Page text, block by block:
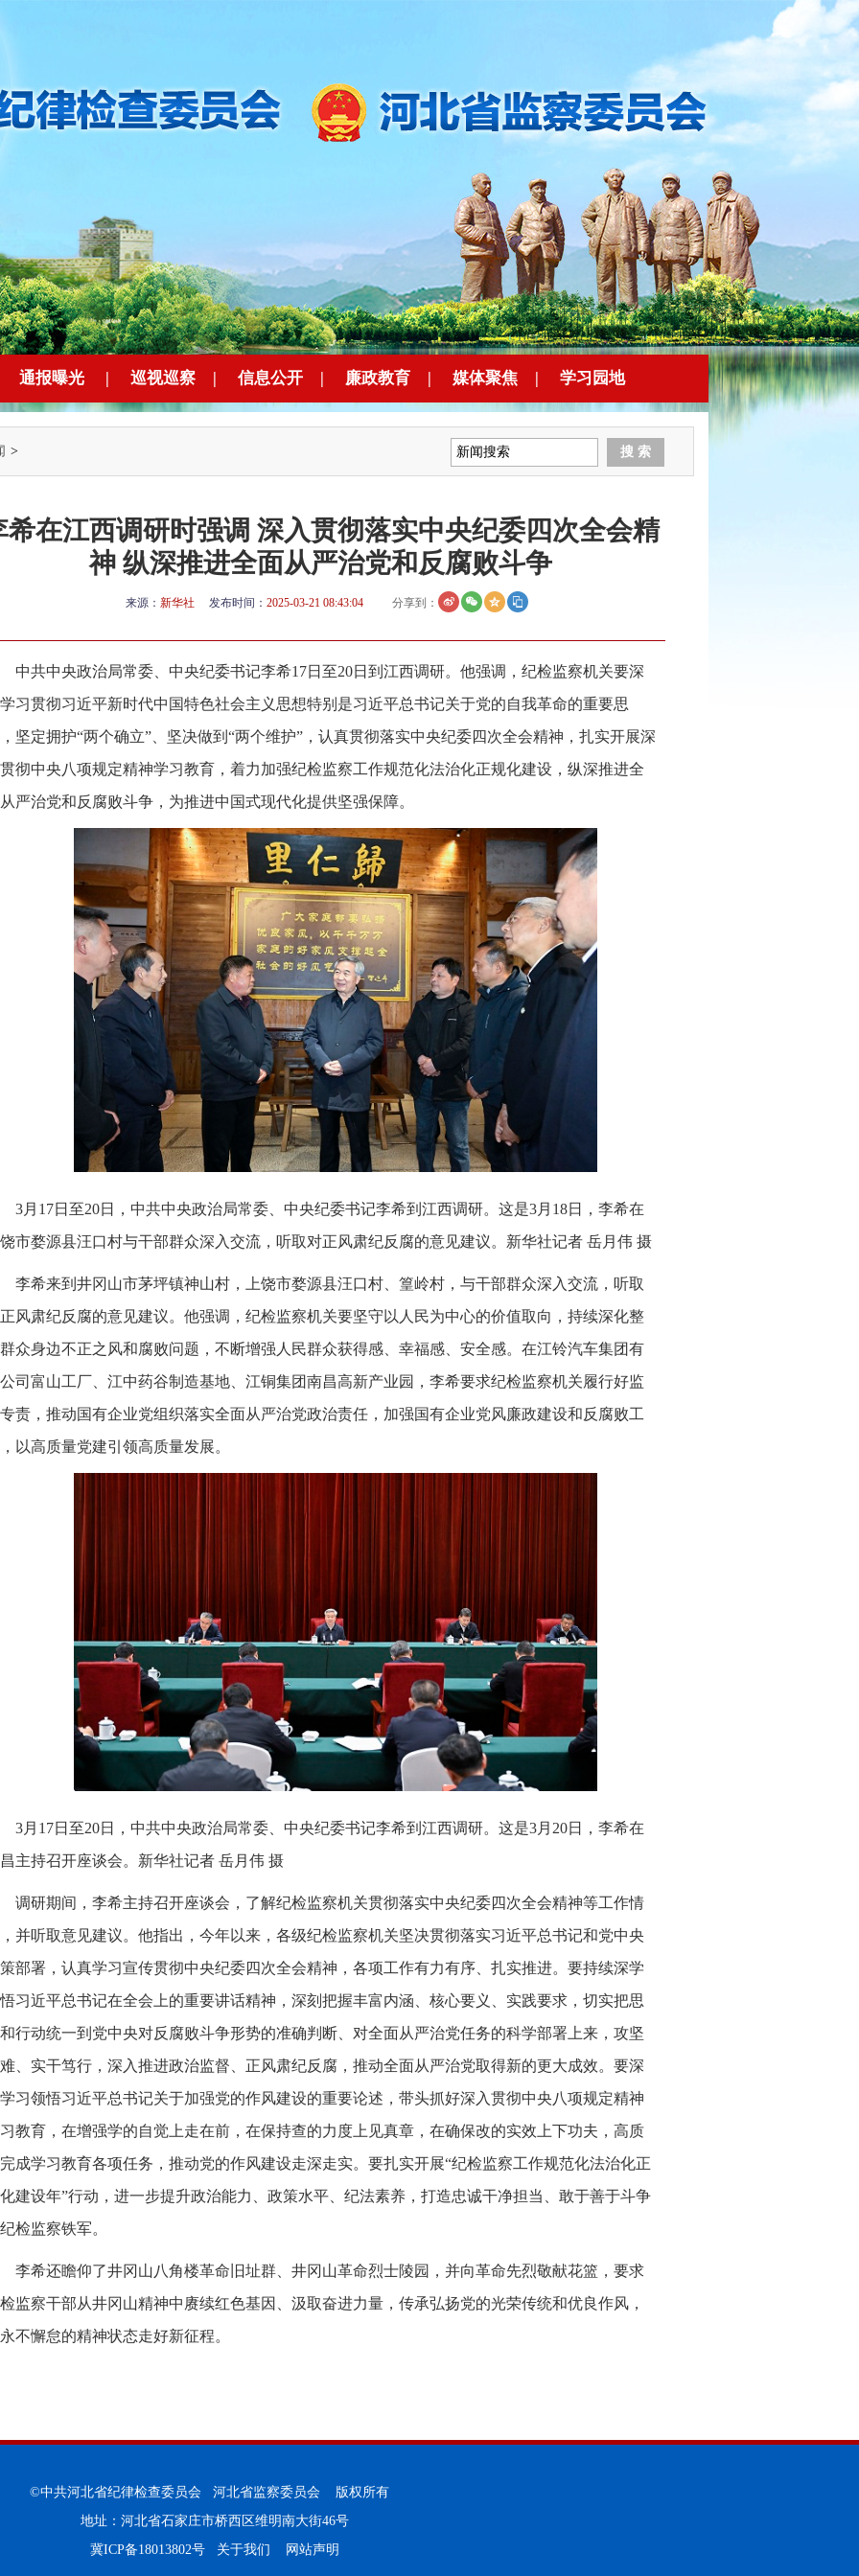
通报曝光 | 巡视巡察 | 信息公开 | 廉政教育 | 媒体聚焦 | 学习园地
>
希在江西调研时强调 深入贯彻落实中央纪委四次全会精
神 纵深推进全面从严治党和反腐败斗争
来源： 新华社 发布时间： 2025-03-21 08:43:04 分享到：
中共中央政治局常委、中央纪委书记李希17日至20日到江西调研。他强调，纪检监察机关要深
习贯彻习近平新时代中国特色社会主义思想特别是习近平总书记关于党的自我革命的重要思
坚定拥护“两个确立”、坚决做到“两个维护”，认真贯彻落实中央纪委四次全会精神，扎实开展深
彻中央八项规定精神学习教育，着力加强纪检监察工作规范化法治化正规化建设，纵深推进全
严治党和反腐败斗争，为推进中国式现代化提供坚强保障。
3月17日至20日，中共中央政治局常委、中央纪委书记李希到江西调研。这是3月18日，李希在
市婺源县汪口村与干部群众深入交流，听取对正风肃纪反腐的意见建议。新华社记者 岳月伟 摄
李希来到井冈山市茅坪镇神山村，上饶市婺源县汪口村、篁岭村，与干部群众深入交流，听取
风肃纪反腐的意见建议。他强调，纪检监察机关要坚守以人民为中心的价值取向，持续深化整
众身边不正之风和腐败问题，不断增强人民群众获得感、幸福感、安全感。在江铃汽车集团有
司富山工厂、江中药谷制造基地、江铜集团南昌高新产业园，李希要求纪检监察机关履行好监
责，推动国有企业党组织落实全面从严治党政治责任，加强国有企业党风廉政建设和反腐败工
以高质量党建引领高质量发展。
3月17日至20日，中共中央政治局常委、中央纪委书记李希到江西调研。这是3月20日，李希在
主持召开座谈会。新华社记者 岳月伟 摄
调研期间，李希主持召开座谈会，了解纪检监察机关贯彻落实中央纪委四次全会精神等工作情
并听取意见建议。他指出，今年以来，各级纪检监察机关坚决贯彻落实习近平总书记和党中央
部署，认真学习宣传贯彻中央纪委四次全会精神，各项工作有力有序、扎实推进。要持续深学
习近平总书记在全会上的重要讲话精神，深刻把握丰富内涵、核心要义、实践要求，切实把思
行动统一到党中央对反腐败斗争形势的准确判断、对全面从严治党任务的科学部署上来，攻坚
、实干笃行，深入推进政治监督、正风肃纪反腐，推动全面从严治党取得新的更大成效。要深
习领悟习近平总书记关于加强党的作风建设的重要论述，带头抓好深入贯彻中央八项规定精神
教育，在增强学的自觉上走在前，在保持查的力度上见真章，在确保改的实效上下功夫，高质
成学习教育各项任务，推动党的作风建设走深走实。要扎实开展“纪检监察工作规范化法治化正
建设年”行动，进一步提升政治能力、政策水平、纪法素养，打造忠诚干净担当、敢于善于斗争
检监察铁军。
李希还瞻仰了井冈山八角楼革命旧址群、井冈山革命烈士陵园，并向革命先烈敬献花篮，要求
监察干部从井冈山精神中赓续红色基因、汲取奋进力量，传承弘扬党的光荣传统和优良作风，
不懈怠的精神状态走好新征程。
©中共河北省纪律检查委员会 河北省监察委员会 版权所有
地址：河北省石家庄市桥西区维明南大街46号
冀ICP备18013802号
关于我们 网站声明